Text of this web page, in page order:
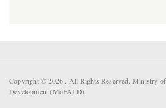
Copyright © 2026 . All Rights Reserved. Ministry
Development (MoFALD).